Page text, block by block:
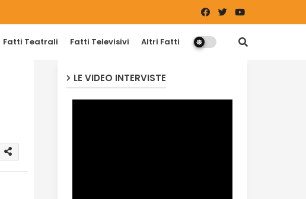
Fatti Teatrali Fatti Televisivi Altri Fatti
LE VIDEO INTERVISTE